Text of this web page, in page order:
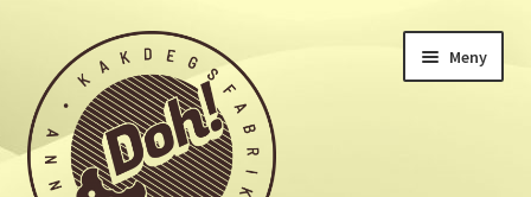
navigering
innehåll
Meny